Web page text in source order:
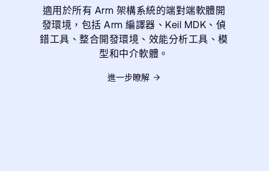
適用於所有 Arm 架構系統的端對端軟體開
發環境，包括 Arm 編譯器、Keil MDK、偵
錯工具、整合開發環境、效能分析工具、模
型和中介軟體。
進一步瞭解